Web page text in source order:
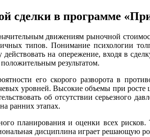
сделки в программе
движениям рыночной
типов. Понимание психологии
на опережение, входя в
результатом.
его скорого разворота в
уровней. Высокие объемы при
об отсутствии серьезного
ранних этапах.
планирования и оценки всех рисков.
дисциплина играет решающую